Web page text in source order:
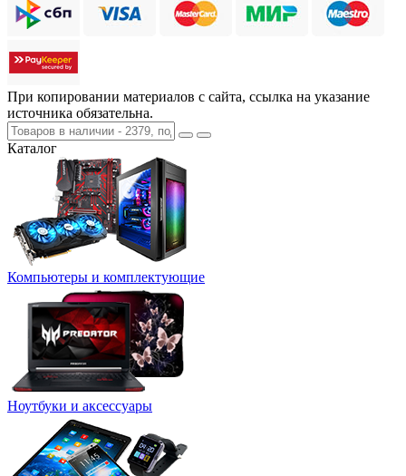
При копировании материалов с сайта, ссылка на указание
источника обязательна.
Каталог
Компьютеры и комплектующие
Ноутбуки и аксессуары